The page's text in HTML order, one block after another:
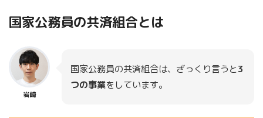
国家公務員の共済組合とは
岩崎
国家公務員の共済組合は、ざっくり言うと3
つの事業をしています。